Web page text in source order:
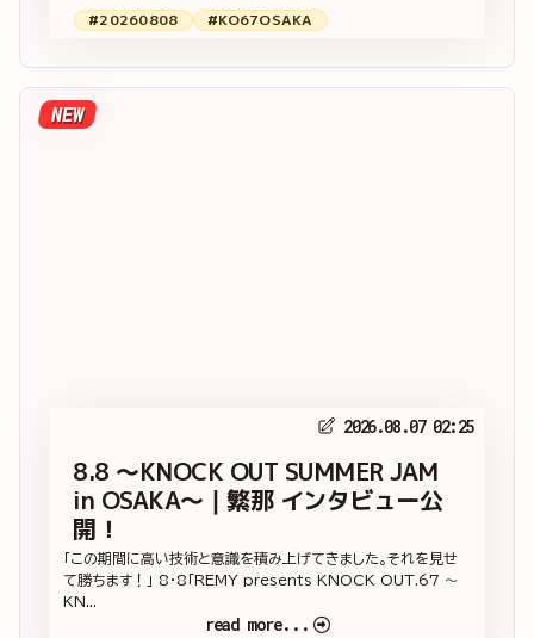
#20260808 #KO67OSAKA
NEW
2026.08.07 02:25
8.8 ～KNOCK OUT SUMMER JAM
in OSAKA～｜繁那 インタビュー公
開！
「この期間に高い技術と意識を積み上げてきました。それを見せ
て勝ちます！」 8・8「REMY presents KNOCK OUT.67 ～
KN...
read more...